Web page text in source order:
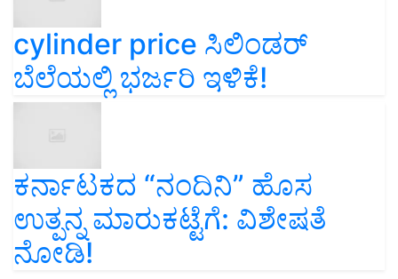
cylinder price ಸಿಲಿಂಡರ್‌
ಬೆಲೆಯಲ್ಲಿ ಭರ್ಜರಿ ಇಳಿಕೆ!
ಕರ್ನಾಟಕದ “ನಂದಿನಿ” ಹೊಸ
ಉತ್ಪನ್ನ ಮಾರುಕಟ್ಟೆಗೆ: ವಿಶೇಷತೆ
ನೋಡಿ!